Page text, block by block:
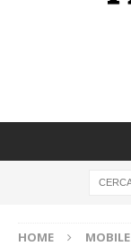
HOME MOBILE